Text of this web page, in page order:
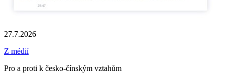
27.7.2026
Z médií
Pro a proti k česko-čínským vztahům